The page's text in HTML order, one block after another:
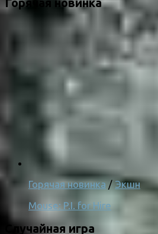
Горячая новинка
Горячая новинка/ Экшн
Mouse: P.I. for Hire
Случайная игра